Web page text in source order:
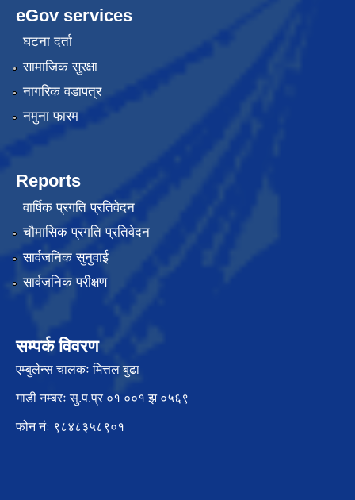
eGov services
घटना दर्ता
सामाजिक सुरक्षा
नागरिक वडापत्र
नमुना फारम
Reports
वार्षिक प्रगति प्रतिवेदन
चौमासिक प्रगति प्रतिवेदन
सार्वजनिक सुनुवाई
सार्वजनिक परीक्षण
सम्पर्क विवरण
एम्बुलेन्स चालकः मित्तल बुढा
गाडी नम्बरः सु.प.प्र ०१ ००१ झ ०५६९
फोन नंः ९८४८३५८९०१